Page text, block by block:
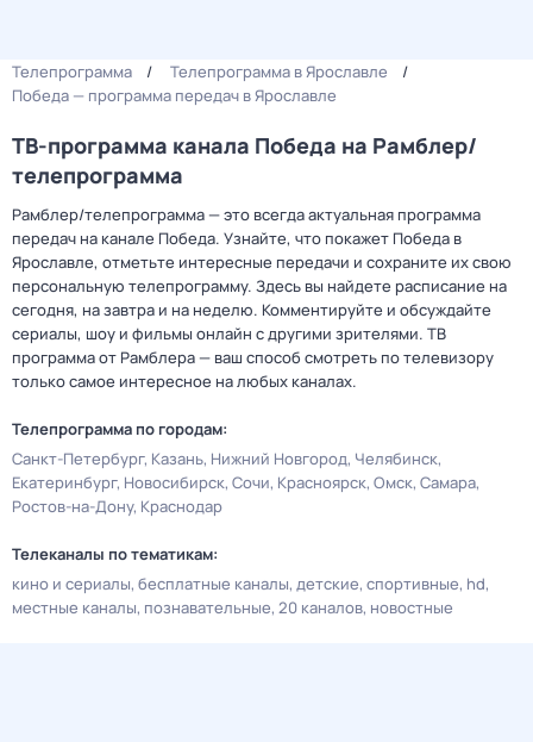
Телепрограмма
Телепрограмма в Ярославле
Победа — программа передач в Ярославле
ТВ-программа канала Победа на Рамблер/
телепрограмма
Рамблер/телепрограмма — это всегда актуальная программа
передач на канале Победа. Узнайте, что покажет Победа в
Ярославле, отметьте интересные передачи и сохраните их свою
персональную телепрограмму. Здесь вы найдете расписание на
сегодня, на завтра и на неделю. Комментируйте и обсуждайте
сериалы, шоу и фильмы онлайн с другими зрителями. ТВ
программа от Рамблера — ваш способ смотреть по телевизору
только самое интересное на любых каналах.
Телепрограмма по городам:
Санкт-Петербург Казань Нижний Новгород Челябинск
Екатеринбург Новосибирск Сочи Красноярск Омск Самара
Ростов-на-Дону Краснодар
Телеканалы по тематикам:
кино и сериалы бесплатные каналы детские спортивные hd
местные каналы познавательные 20 каналов новостные